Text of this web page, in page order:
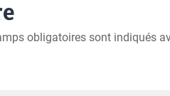
obligatoires sont indiqués